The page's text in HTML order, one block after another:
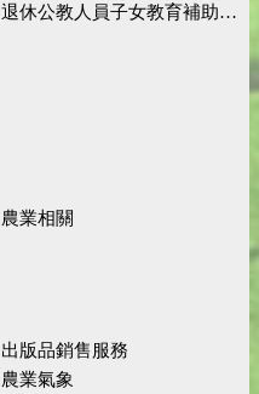
退休公教人員子女教育補助規定
農業相關
出版品銷售服務
農業氣象